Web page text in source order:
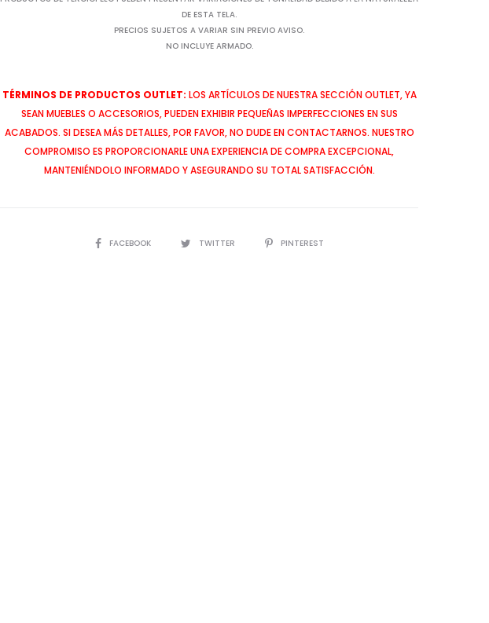
DE ESTA TELA.
PRECIOS SUJETOS A VARIAR SIN PREVIO AVISO.
NO INCLUYE ARMADO.
TÉRMINOS DE PRODUCTOS OUTLET: LOS ARTÍCULOS DE NUESTRA SECCIÓN OUTLET, YA
SEAN MUEBLES O ACCESORIOS, PUEDEN EXHIBIR PEQUEÑAS IMPERFECCIONES EN SUS
ACABADOS. SI DESEA MÁS DETALLES, POR FAVOR, NO DUDE EN CONTACTARNOS. NUESTRO
COMPROMISO ES PROPORCIONARLE UNA EXPERIENCIA DE COMPRA EXCEPCIONAL,
MANTENIÉNDOLO INFORMADO Y ASEGURANDO SU TOTAL SATISFACCIÓN.
SHAREFACEBOOK TWITTER PINTEREST